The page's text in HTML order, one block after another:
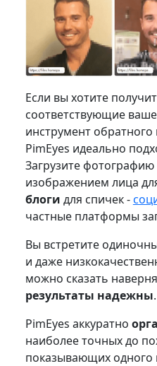
Если вы хотите
соответствующие
инструмент
PimEyes идеально
Загрузите фотографию
изображением лица
блоги для спичек -
частные платформы
Вы встретите
и даже
можно сказать
результаты надежны.
PimEyes аккуратно
наиболее точных до
показывающих одного